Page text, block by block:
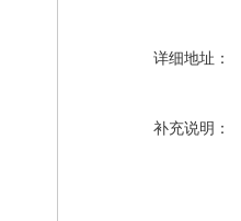
详细地址：
补充说明：